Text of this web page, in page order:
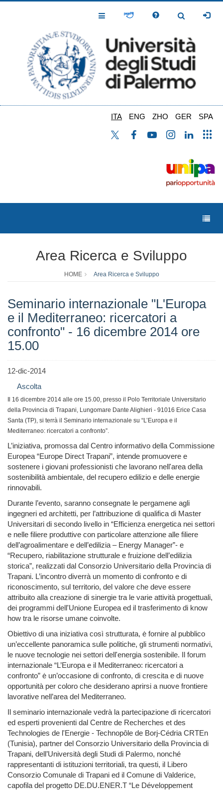
Toggle
Toggle
ITA ENG ZHO GER SPA
Area Ricerca e Sviluppo
HOME Area Ricerca e Sviluppo
Seminario internazionale "L'Europa
e il Mediterraneo: ricercatori a
confronto" - 16 dicembre 2014 ore
15.00
12-dic-2014
Ascolta
Il 16 dicembre 2014 alle ore 15.00, presso il Polo Territoriale Universitario
della Provincia di Trapani, Lungomare Dante Alighieri - 91016 Erice Casa
Santa (TP), si terrà il Seminario internazionale su “L’Europa e il
Mediterraneo: ricercatori a confronto”.
L’iniziativa, promossa dal Centro informativo della Commissione
Europea “Europe Direct Trapani”, intende promuovere e
sostenere i giovani professionisti che lavorano nell'area della
sostenibilità ambientale, del recupero edilizio e delle energie
rinnovabili.
Durante l’evento, saranno consegnate le pergamene agli
ingegneri ed architetti, per l’attribuzione di qualifica di Master
Universitari di secondo livello in “Efficienza energetica nei settori
e nelle filiere produttive con particolare attenzione alle filiere
dell’agroalimentare e dell’edilizia – Energy Manager”- e
“Recupero, riabilitazione strutturale e fruizione dell’edilizia
storica”, realizzati dal Consorzio Universitario della Provincia di
Trapani. L’incontro diverrà un momento di confronto e di
riconoscimento, sul territorio, del valore che deve essere
attribuito alla creazione di sinergie tra le varie attività progettuali,
dei programmi dell'Unione Europea ed il trasferimento di know
how tra le risorse umane coinvolte.
Obiettivo di una iniziativa così strutturata, ė fornire al pubblico
un’eccellente panoramica sulle politiche, gli strumenti normativi,
le nuove tecnologie nei settori dell'energia sostenibile. Il forum
internazionale “L’Europa e il Mediterraneo: ricercatori a
confronto” ė un’occasione di confronto, di crescita e di nuove
opportunità per coloro che desiderano aprirsi a nuove frontiere
lavorative nell’area del Mediterraneo.
Il seminario internazionale vedrà la partecipazione di ricercatori
ed esperti provenienti dal Centre de Recherches et des
Technologies de l'Energie - Technopôle de Borj-Cédria CRTEn
(Tunisia), partner del Consorzio Universitario della Provincia di
Trapani, dell’Università degli Studi di Palermo, nonché
rappresentanti di istituzioni territoriali, tra questi, il Libero
Consorzio Comunale di Trapani ed il Comune di Valderice,
capofila del progetto DE.DU.ENER.T “Le Développement